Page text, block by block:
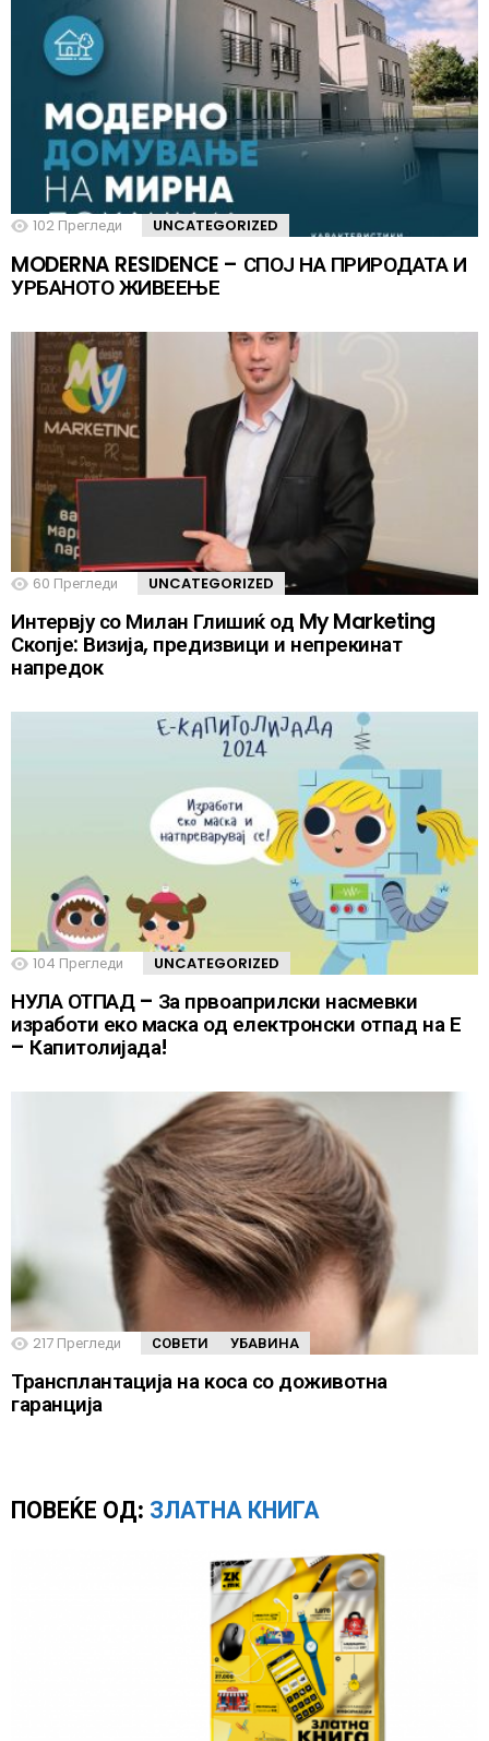
102 Прегледи UNCATEGORIZED
MODERNA RESIDENCE – СПОЈ НА ПРИРОДАТА И
УРБАНОТО ЖИВЕЕЊЕ
60 Прегледи UNCATEGORIZED
Интервју со Милан Глишиќ од My Marketing
Скопје: Визија, предизвици и непрекинат
напредок
104 Прегледи UNCATEGORIZED
НУЛА ОТПАД – За првоаприлски насмевки
изработи еко маска од електронски отпад на Е
– Капитолијада!
217 Прегледи СОВЕТИ УБАВИНА
Трансплантација на коса со доживотна
гаранција
ПОВЕЌЕ ОД: ЗЛАТНА КНИГА